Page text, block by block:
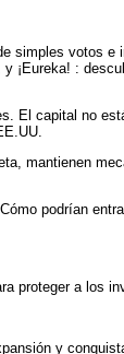
simples votos e
¡Eureka! :
El capital no
mantienen
podrían
proteger a los
y